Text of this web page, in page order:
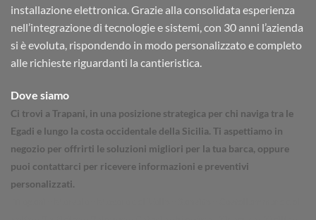
installazione elettronica. Grazie alla consolidata esperienza
nell’integrazione di tecnologie e sistemi, con 30 anni l’azienda
si è evoluta, rispondendo in modo personalizzato e completo
alle richieste riguardanti la cantieristica.
Dove siamo
Ci trovi a Trapani, in una posizione strategica per chi naviga tra le
Egadi e lungo la costa occidentale della Sicilia. Ti aspettiamo in
negozio per offrirti le soluzioni migliori per la tua barca, oppure
puoi contattarci per ricevere informazioni e preventivi
personalizzati.